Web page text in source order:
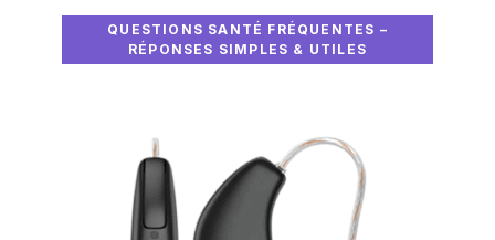
QUESTIONS SANTÉ FRÉQUENTES –
RÉPONSES SIMPLES & UTILES